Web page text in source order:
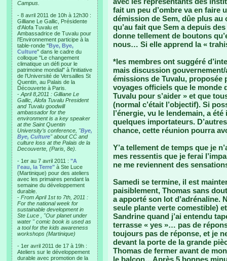
Campus.
- 8 avril 2011 de 10h à 12h30 :
Gilliane Le Gallic, Présidente
d'Alofa Tuvalu et
Ambassadrice de Tuvalu pour
l'Environnement participe à la
table-ronde "Bye, Bye,
Culture" dans le cadre du
colloque "Le changement
climatique un défi pour le
patrimoine mondial" à l'initiative
de l'Université de Versailles St
Quentin, au Palais de la
Découverte à Paris.
- April 8,2011 : Gilliane Le
Gallic, Alofa Tuvalu President
and Tuvalu goodwill
ambassador for the
environment is a key speaker
at the Saint Quentin
University’s conference, "Bye,
Bye, Culture" about CC and
culture loss at the Palais de la
Decouverte, (Paris, 8e).
- 1er au 7 avril 2011 : "A
l'eau, la Terre" à Ste Luce
(Martinique) pour des ateliers
avec les primaires pendant la
semaine du développement
durable.
- From April 1st to 7th, 2011 :
For the national week for
sustainable development in
Ste Luce , "Our planet under
water " comic book is used as
a tool for the kids awareness
workshops (Martinique)
- 1er avril 2011 de 17 à 19h :
Ateliers sur le développement
durable avec promotion de la
fait un peu d’ombre va en faire
démission de Sem, dûe plus au
qu’au fait que Sem a depuis
donne tellement de boutons
nous… Si elle apprend la «
*les membres ont suggéré
mais discussion
émissions de Tuvalu, proposée
voyages officiels que le monde
Tuvalu pour s’aider » et que
(normal c’était l’objectif). Si
l’énergie, vu le lendemain, a
quelques importateurs.
chance, cette réunion pourra
Y’a tellement de temps que je
mes ressentis que je ferai
ne me reviennent des
Samedi se termine, il est
paisiblement, Thomas sans
a apporté son lot d’adrénaline.
seule plante verte comestible)
Sandrine quand j’ai entendu
terrasse « yes »… pas de
toujours pas de réponse, et je
devant la porte de la grande
Thomas de fermer avant de
le balcon…Après 5 bonnes